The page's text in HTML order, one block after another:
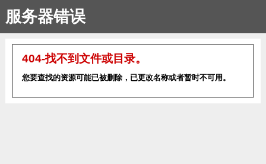
服务器错误
404-找不到文件或目录。
您要查找的资源可能已被删除，已更改名称或者暂时不可用。